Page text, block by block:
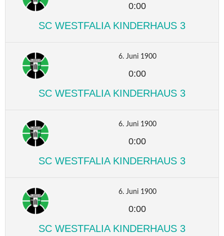
0:00
SC WESTFALIA KINDERHAUS 3
6. Juni 1900
0:00
SC WESTFALIA KINDERHAUS 3
6. Juni 1900
0:00
SC WESTFALIA KINDERHAUS 3
6. Juni 1900
0:00
SC WESTFALIA KINDERHAUS 3